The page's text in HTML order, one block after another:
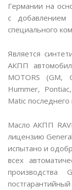
Германии на
с добавлением
специального
Является
АКПП
MOTORS (GM,
Hummer,
Matic последнего
Масло АКПП
лицензию
испытано и
всех